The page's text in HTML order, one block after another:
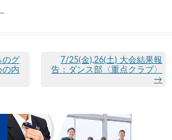
のグ
の内
7/25(金),26(土) 大会結果報
告：ダンス部〈重点クラブ〉
→